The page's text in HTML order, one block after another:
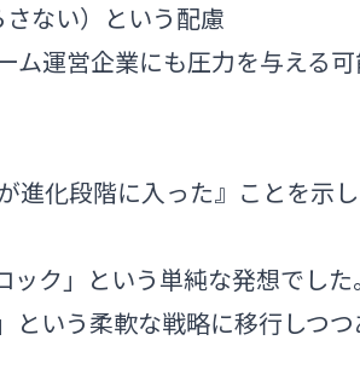
ない）という配慮
ム運営企業にも圧力を与える
進化段階に入った』ことを示し
ク」という単純な発想でした。
いう柔軟な戦略に移行しつつ